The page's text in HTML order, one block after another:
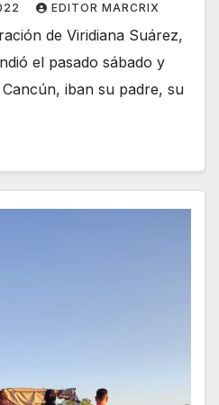
EDITOR MARCRIX
de Viridiana Suárez,
el pasado sábado y
iban su padre, su